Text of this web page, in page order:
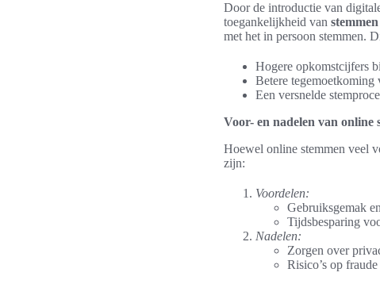
Door de introductie van
toegankelijkheid van
met het in persoon stemmen.
Hogere opkomstcijfers
Betere tegemoetkoming
Een versnelde
Voor- en nadelen van online
Hoewel online stemmen veel
zijn:
Voordelen:
Gebruiksgemak
Tijdsbesparing
Nadelen:
Zorgen over
Risico’s op